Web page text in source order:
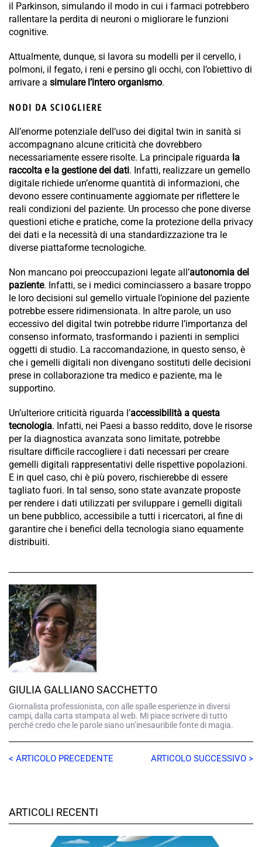
il Parkinson, simulando il modo in cui i farmaci potrebbero
rallentare la perdita di neuroni o migliorare le funzioni
cognitive.
Attualmente, dunque, si lavora su modelli per il cervello, i
polmoni, il fegato, i reni e persino gli occhi, con l’obiettivo di
arrivare a simulare l’intero organismo.
NODI DA SCIOGLIERE
All’enorme potenziale dell’uso dei digital twin in sanità si
accompagnano alcune criticità che dovrebbero
necessariamente essere risolte. La principale riguarda la
raccolta e la gestione dei dati. Infatti, realizzare un gemello
digitale richiede un’enorme quantità di informazioni, che
devono essere continuamente aggiornate per riflettere le
reali condizioni del paziente. Un processo che pone diverse
questioni etiche e pratiche, come la protezione della privacy
dei dati e la necessità di una standardizzazione tra le
diverse piattaforme tecnologiche.
Non mancano poi preoccupazioni legate all’autonomia del
paziente. Infatti, se i medici cominciassero a basare troppo
le loro decisioni sul gemello virtuale l’opinione del paziente
potrebbe essere ridimensionata. In altre parole, un uso
eccessivo del digital twin potrebbe ridurre l’importanza del
consenso informato, trasformando i pazienti in semplici
oggetti di studio. La raccomandazione, in questo senso, è
che i gemelli digitali non divengano sostituti delle decisioni
prese in collaborazione tra medico e paziente, ma le
supportino.
Un’ulteriore criticità riguarda l’accessibilità a questa
tecnologia. Infatti, nei Paesi a basso reddito, dove le risorse
per la diagnostica avanzata sono limitate, potrebbe
risultare difficile raccogliere i dati necessari per creare
gemelli digitali rappresentativi delle rispettive popolazioni.
E in quel caso, chi è più povero, rischierebbe di essere
tagliato fuori. In tal senso, sono state avanzate proposte
per rendere i dati utilizzati per sviluppare i gemelli digitali
un bene pubblico, accessibile a tutti i ricercatori, al fine di
garantire che i benefici della tecnologia siano equamente
distribuiti.
GIULIA GALLIANO SACCHETTO
Giornalista professionista, con alle spalle esperienze in diversi
campi, dalla carta stampata al web. Mi piace scrivere di tutto
perché credo che le parole siano un’inesauribile fonte di magia.
< ARTICOLO PRECEDENTE ARTICOLO SUCCESSIVO >
ARTICOLI RECENTI